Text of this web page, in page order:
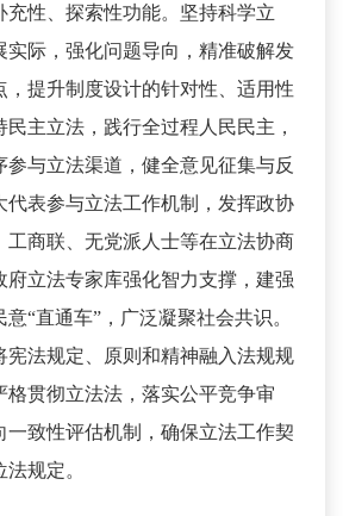
充性、探索性功能。坚持科学立
实际，强化问题导向，精准破解发
，提升制度设计的针对性、适用性
主立法，践行全过程人民民主，
参与立法渠道，健全意见征集与反
代表参与立法工作机制，发挥政协
工商联、无党派人士等在立法协商
府立法专家库强化智力支撑，建强
“直通车”，广泛凝聚社会共识。
宪法规定、原则和精神融入法规规
格贯彻立法法，落实公平竞争审
一致性评估机制，确保立法工作契
规定。